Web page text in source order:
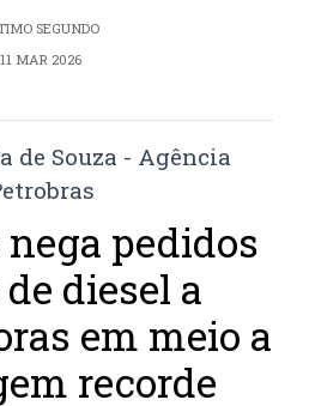
SEGUNDO
11 MAR 2026
pedidos
diesel a
em meio a
recorde